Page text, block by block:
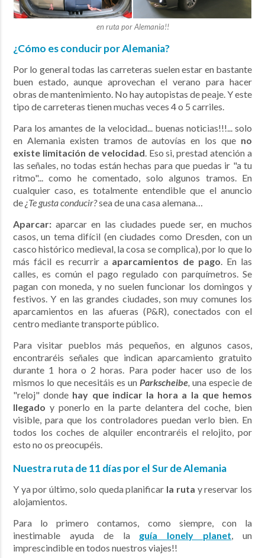
en ruta por Alemania!!
¿Cómo es conducir por Alemania?
Por lo general todas las carreteras suelen estar en bastante
buen estado, aunque aprovechan el verano para hacer
obras de mantenimiento. No hay autopistas de peaje. Y este
tipo de carreteras tienen muchas veces 4 o 5 carriles.
Para los amantes de la velocidad... buenas noticias!!!... solo
en Alemania existen tramos de autovías en los que no
existe limitación de velocidad. Eso si, prestad atención a
las señales, no todas están hechas para que puedas ir "a tu
ritmo"... como he comentado, solo algunos tramos. En
cualquier caso, es totalmente entendible que el anuncio
de¿Te gusta conducir?sea de una casa alemana…
Aparcar: aparcar en las ciudades puede ser, en muchos
casos, un tema difícil (en ciudades como Dresden, con un
casco histórico medieval, la cosa se complica), por lo que lo
más fácil es recurrir a aparcamientos de pago. En las
calles, es común el pago regulado con parquímetros. Se
pagan con moneda, y no suelen funcionar los domingos y
festivos. Y en las grandes ciudades, son muy comunes los
aparcamientos en las afueras (P&R), conectados con el
centro mediante transporte público.
Para visitar pueblos más pequeños, en algunos casos,
encontraréis señales que indican aparcamiento gratuito
durante 1 hora o 2 horas. Para poder hacer uso de los
mismos lo que necesitáis es un Parkscheibe, una especie de
"reloj" donde hay que indicar la hora a la que hemos
llegado y ponerlo en la parte delantera del coche, bien
visible, para que los controladores puedan verlo bien. En
todos los coches de alquiler encontraréis el relojito, por
esto no os preocupéis.
Nuestra ruta de 11 días por el Sur de Alemania
Y ya por último, solo queda planificar la ruta y reservar los
alojamientos.
Para lo primero contamos, como siempre, con la
inestimable ayuda de la guía lonely planet, un
imprescindible en todos nuestros viajes!!